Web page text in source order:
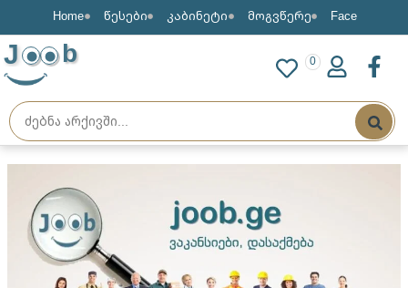
Home წესები კაბინეტი მოგვწერე Face
J b 0